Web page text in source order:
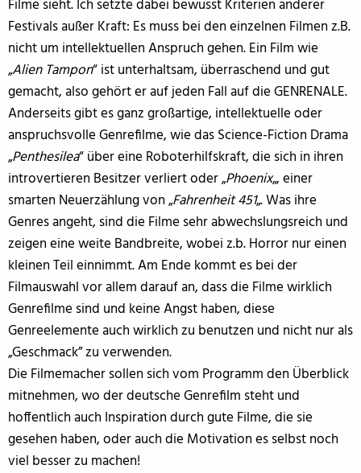
Filme sieht. Ich setzte dabei bewusst Kriterien anderer
Festivals außer Kraft: Es muss bei den einzelnen Filmen z.B.
nicht um intellektuellen Anspruch gehen. Ein Film wie
„Alien Tampon“ ist unterhaltsam, überraschend und gut
gemacht, also gehört er auf jeden Fall auf die GENRENALE.
Anderseits gibt es ganz großartige, intellektuelle oder
anspruchsvolle Genrefilme, wie das Science-Fiction Drama
„Penthesilea“ über eine Roboterhilfskraft, die sich in ihren
introvertieren Besitzer verliert oder „Phoenix„, einer
smarten Neuerzählung von „Fahrenheit 451„. Was ihre
Genres angeht, sind die Filme sehr abwechslungsreich und
zeigen eine weite Bandbreite, wobei z.b. Horror nur einen
kleinen Teil einnimmt. Am Ende kommt es bei der
Filmauswahl vor allem darauf an, dass die Filme wirklich
Genrefilme sind und keine Angst haben, diese
Genreelemente auch wirklich zu benutzen und nicht nur als
„Geschmack” zu verwenden.
Die Filmemacher sollen sich vom Programm den Überblick
mitnehmen, wo der deutsche Genrefilm steht und
hoffentlich auch Inspiration durch gute Filme, die sie
gesehen haben, oder auch die Motivation es selbst noch
viel besser zu machen!